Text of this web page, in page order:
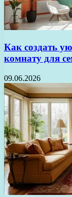
Как создать
комнату для
09.06.2026